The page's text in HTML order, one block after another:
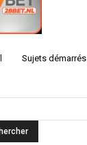
Sujets démarrés